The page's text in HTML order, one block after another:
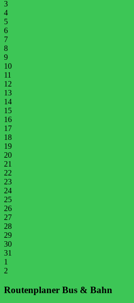
3
4
5
6
7
8
9
10
11
12
13
14
15
16
17
18
19
20
21
22
23
24
25
26
27
28
29
30
31
1
2
Routenplaner Bus & Bahn